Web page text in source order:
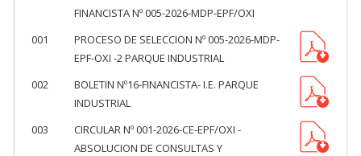
FINANCISTA Nº 005-2026-MDP-EPF/OXI
001
PROCESO DE SELECCION Nº 005-2026-MDP-
EPF-OXI -2 PARQUE INDUSTRIAL
002
BOLETIN Nº16-FINANCISTA- I.E. PARQUE
INDUSTRIAL
003
CIRCULAR Nº 001-2026-CE-EPF/OXI -
ABSOLUCION DE CONSULTAS Y